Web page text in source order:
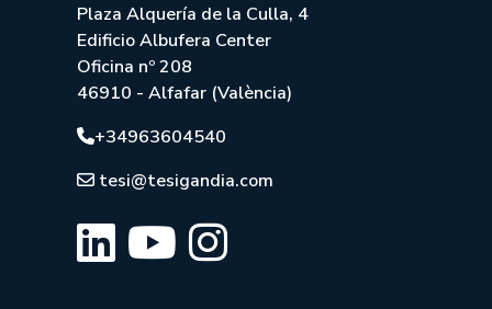
Plaza Alquería de la Culla, 4
Edificio Albufera Center
Oficina nº 208
46910 - Alfafar (València)
+34963604540
tesi@tesigandia.com